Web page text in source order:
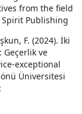
from the field
Spirit Publishing
F. (2024). İki
Geçerlik ve
exceptional
Üniversitesi